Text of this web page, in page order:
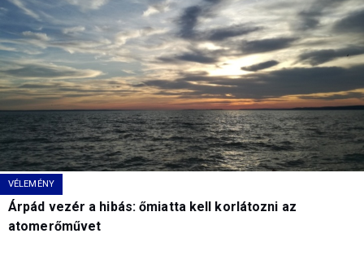
VÉLEMÉNY
Árpád vezér a hibás: őmiatta kell korlátozni az
atomerőművet